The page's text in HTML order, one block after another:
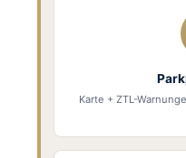
Karte + ZTL-